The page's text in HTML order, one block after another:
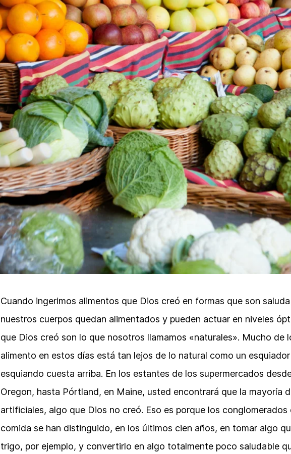
Cuando ingerimos alimentos que Dios creó en formas que son
nuestros cuerpos quedan alimentados y pueden actuar en niveles
que Dios creó son lo que nosotros llamamos «naturales». Mucho de
alimento en estos días está tan lejos de lo natural como un
esquiando cuesta arriba. En los estantes de los supermercados
Oregon, hasta Pórtland, en Maine, usted encontrará que la mayoría
artificiales, algo que Dios no creó. Eso es porque los
comida se han distinguido, en los últimos cien años, en tomar algo
trigo, por ejemplo, y convertirlo en algo totalmente poco saludable